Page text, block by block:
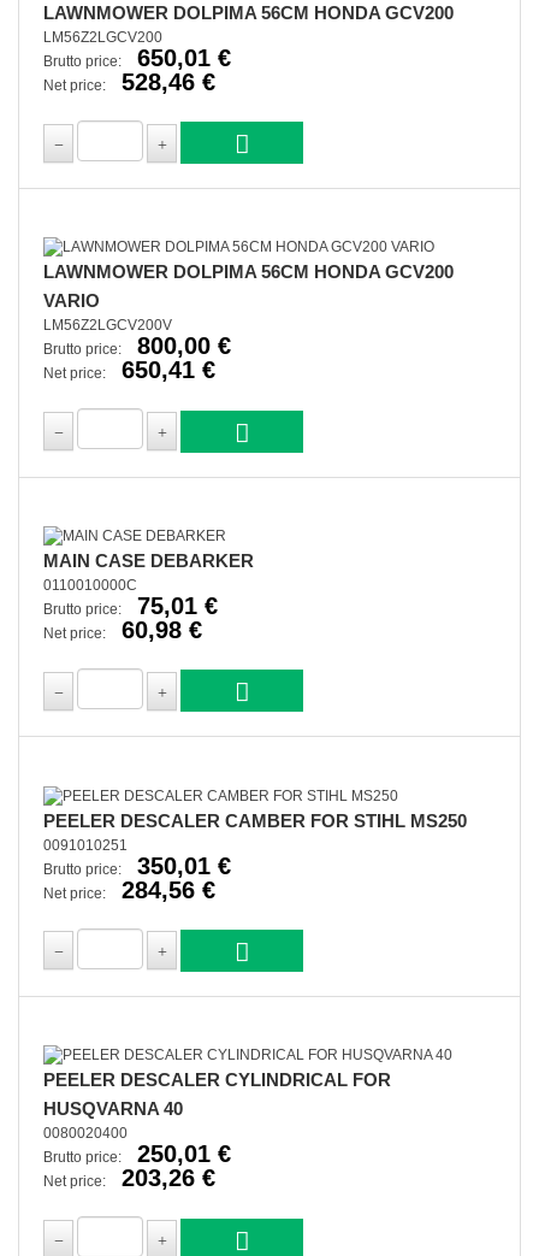
LAWNMOWER DOLPIMA 56CM HONDA GCV200
LM56Z2LGCV200
Brutto price:
650,01 €
Net price: 528,46 €
LAWNMOWER DOLPIMA 56CM HONDA GCV200
VARIO
LM56Z2LGCV200V
Brutto price:
800,00 €
Net price: 650,41 €
MAIN CASE DEBARKER
0110010000C
Brutto price:
75,01 €
Net price: 60,98 €
PEELER DESCALER CAMBER FOR STIHL MS250
0091010251
Brutto price:
350,01 €
Net price: 284,56 €
PEELER DESCALER CYLINDRICAL FOR
HUSQVARNA 40
0080020400
Brutto price:
250,01 €
Net price: 203,26 €